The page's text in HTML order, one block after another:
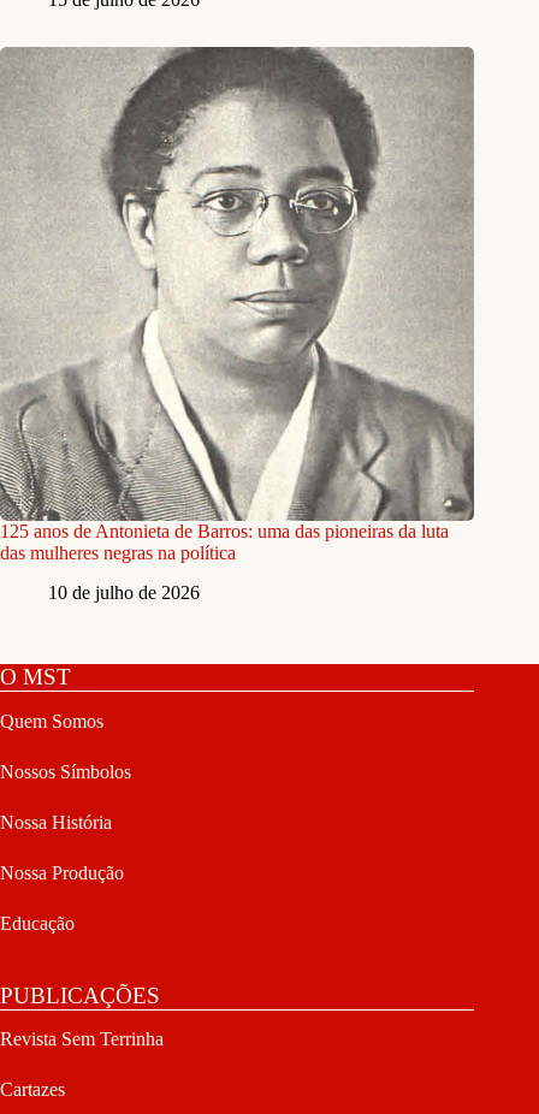
125 anos de Antonieta de Barros: uma das pioneiras da luta
das mulheres negras na política
10 de julho de 2026
O MST
Quem Somos
Nossos Símbolos
Nossa História
Nossa Produção
Educação
PUBLICAÇÕES
Revista Sem Terrinha
Cartazes